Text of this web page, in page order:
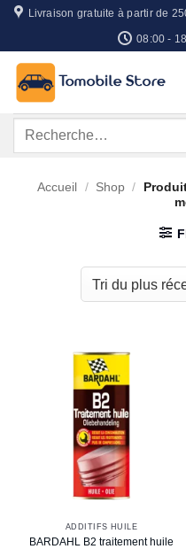
Passer
contenu
Livraison gratuite à partir de
08:00 -
Recherche
Accueil / Shop /
ADDITIFS HUILE
BARDAHL B2 traitement huile